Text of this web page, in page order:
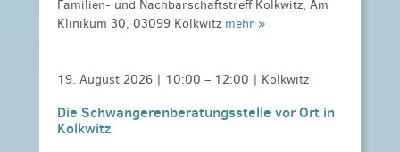
Familien- und Nachbarschaftstreff Kolkwitz, Am
Klinikum 30, 03099 Kolkwitz mehr »
19. August 2026 | 10:00 – 12:00 | Kolkwitz
Die Schwangerenberatungsstelle vor Ort in
Kolkwitz